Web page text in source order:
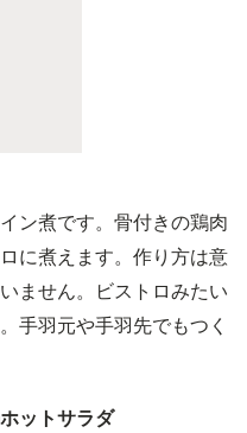
ン煮です。骨付きの鶏肉
に煮えます。作り方は意
ません。ビストロみたい
手羽元や手羽先でもつく
ットサラダ